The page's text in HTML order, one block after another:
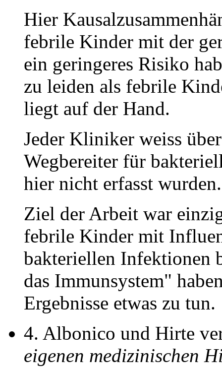
Hier
febrile Kinder mit der
ein geringeres Risiko
zu leiden als febrile
liegt auf der Hand.
Jeder Kliniker weiss
Wegbereiter für
hier nicht erfasst wurden.
Ziel der Arbeit war
febrile Kinder mit
bakteriellen Infektionen
das Immunsystem"
Ergebnisse etwas zu tun.
4. Albonico und Hirte
eigenen medizinischen